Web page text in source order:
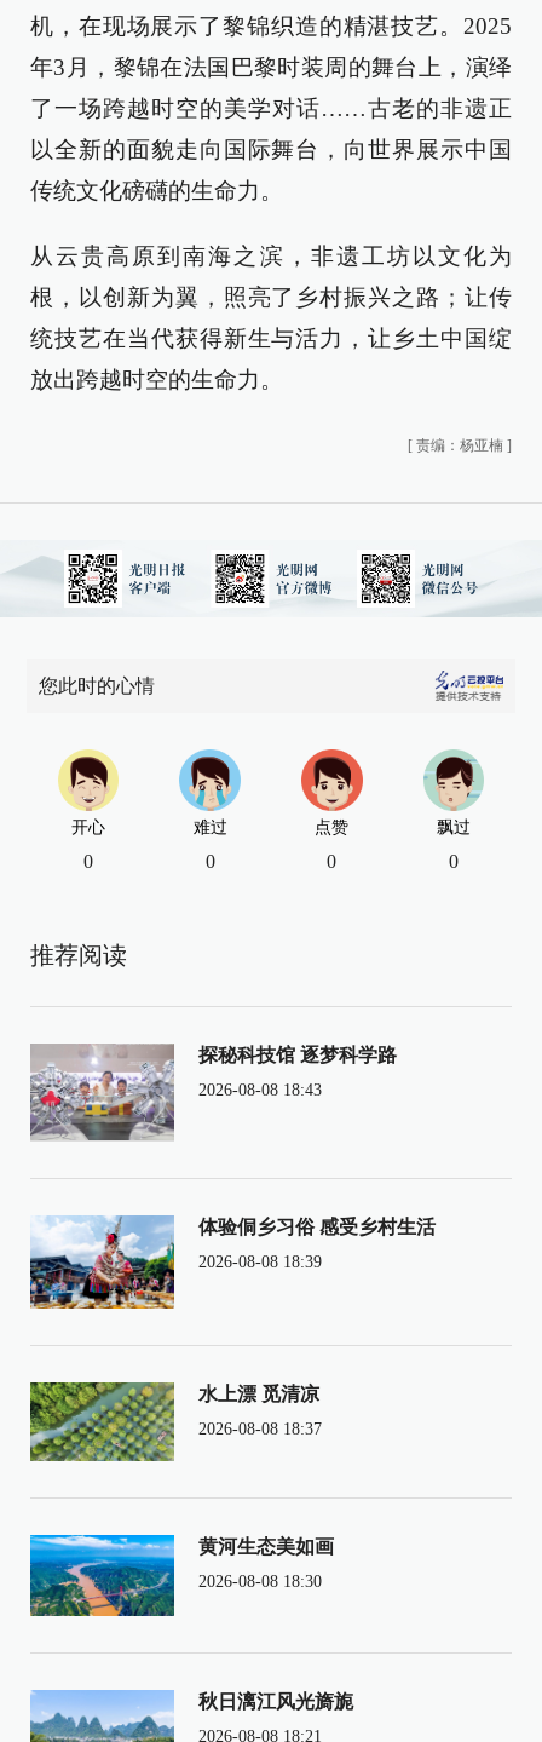
机，在现场展示了黎锦织造的精湛技艺。2025
年3月，黎锦在法国巴黎时装周的舞台上，演绎
了一场跨越时空的美学对话……古老的非遗正
以全新的面貌走向国际舞台，向世界展示中国
传统文化磅礴的生命力。
从云贵高原到南海之滨，非遗工坊以文化为
根，以创新为翼，照亮了乡村振兴之路；让传
统技艺在当代获得新生与活力，让乡土中国绽
放出跨越时空的生命力。
[ 责编：杨亚楠 ]
您此时的心情
开心
0
难过
0
点赞
0
飘过
0
推荐阅读
探秘科技馆 逐梦科学路
2026-08-08 18:43
体验侗乡习俗 感受乡村生活
2026-08-08 18:39
水上漂 觅清凉
2026-08-08 18:37
黄河生态美如画
2026-08-08 18:30
秋日漓江风光旖旎
2026-08-08 18:21